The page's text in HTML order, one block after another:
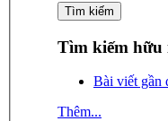
Tìm kiếm hữu
Bài viết gần
Thêm...